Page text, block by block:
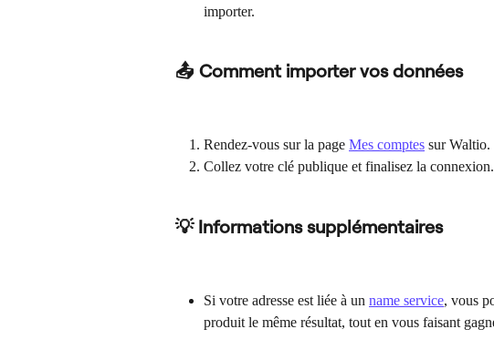
importer.
📤 Comment importer vos données
Rendez-vous sur la page Mes comptes sur Waltio.
Collez votre clé publique et finalisez la connexion.
💡 Informations supplémentaires
Si votre adresse est liée à un name service, vous
produit le même résultat, tout en vous faisant